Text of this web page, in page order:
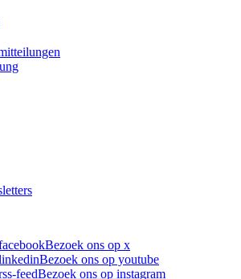
Bezoek ons op x
Bezoek ons op youtube
feedBezoek ons op instagram